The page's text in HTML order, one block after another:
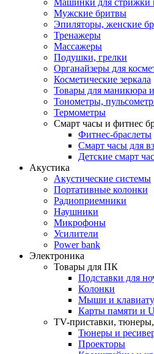
Мужские бритвы
Эпиляторы, женские
Тренажеры
Массажеры
Подушки, грелки
Органайзеры для
Косметические зеркала
Товары для маникюра
Тонометры,
Термометры
Смарт часы и фитнес
Фитнес-браслеты
Смарт часы для
Детские смарт
Акустика
Акустические системы
Портативные колонки
Радиоприемники
Наушники
Микрофоны
Усилители
Power bank
Электроника
Товары для ПК
Подставки для
Колонки
Мыши и
Карты памяти и
TV-приставки,
Тюнеры и
Проекторы